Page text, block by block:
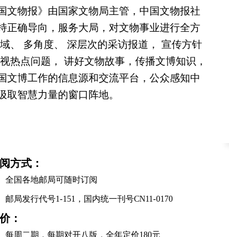
物报》由国家文物局主管，中国文物报社
正确导向，服务大局，对文物事业进行全方
、 多角度、 深层次的采访报道， 宣传方针
热点问题， 讲好文物故事，传播文博知识，
文博工作的信息源和交流平台，公众感知中
取智慧力量的窗口阵地。
方式：
国各地邮局可随时订阅
局发行代号1-151，国内统一刊号CN11-0170
：
周二期，每期对开八版，全年定价180元